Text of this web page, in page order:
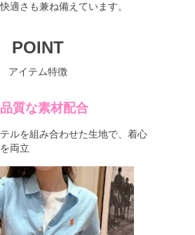
適さも兼ね備えています。
POINT
アイテム特徴
質な素材配合
ルを組み合わせた生地で、着心
両立